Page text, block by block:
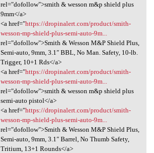
rel="dofollow">smith & wesson m&p shield plus
9mm</a>
<a href="https://dropinalert.com/product/smith-
wesson-mp-shield-plus-semi-auto-9m...
rel="dofollow">Smith & Wesson M&P Shield Plus,
Semi-auto, 9mm, 3.1″ BBL, No Man. Safety, 10-lb.
Trigger, 10+1 Rds</a>
<a href="https://dropinalert.com/product/smith-
wesson-mp-shield-plus-semi-auto-9m...
rel="dofollow">smith & wesson m&p shield plus
semi-auto pistol</a>
<a href="https://dropinalert.com/product/smith-
wesson-mp-shield-plus-semi-auto-9m...
rel="dofollow">Smith & Wesson M&P Shield Plus,
Semi-auto, 9mm, 3.1″ Barrel, No Thumb Safety,
Tritium, 13+1 Rounds</a>